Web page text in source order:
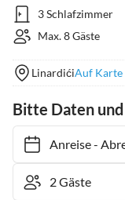
3 Schlafzimmer
Max. 8 Gäste
LinardićiAuf Karte
Bitte Daten
Anreise-